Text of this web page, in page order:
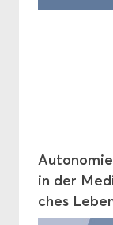
in der
ches